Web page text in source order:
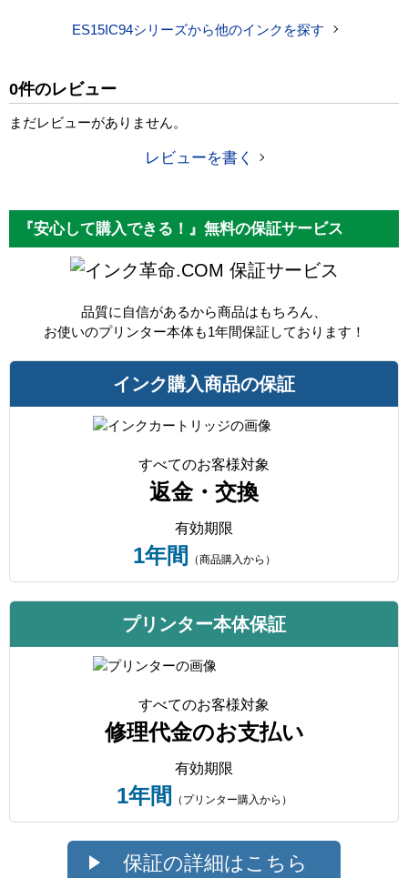
12,480 円
カラー ブラック
製品タイプ リサイクルインク
ES15IC94シリーズから他のインクを探す
0件のレビュー
まだレビューがありません。
レビューを書く
『安心して購入できる！』無料の保証サービス
保証サービス
品質に自信があるから商品はもちろん、
お使いのプリンター本体も1年間保証しております！
インク購入商品の保証
すべてのお客様対象
返金・交換
有効期限
1年間 （商品購入から）
プリンター本体保証
すべてのお客様対象
修理代金のお支払い
有効期限
1年間 （プリンター購入から）
保証の詳細はこちら